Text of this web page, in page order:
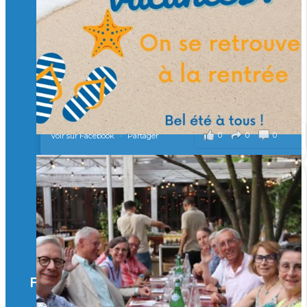
Merci à tous !
🎯 Taxe d’apprentissage 2026 : avec l'Isep, investissez pour
un numérique au service de l'humain !
À l’Isep, nous formons des ingénieurs, des bachelors, des
Mastères Spécialisés, qui allient excellence technologique et
valeurs humaines, au cœur de notre pro
...Voir plus
il y a 2 mois
0 0 0
Voir sur Facebook · Partager
🚀Afterwork à Genève 🚀
🥳 Le 22 avril dernier, 14 Alumni vivant / travaillant
en Suisse ont partagé un moment convivial de
retrouvailles et d'échanges !
Merci à tous pour votre présence et à Alexandre
CHEA pour l'organisation !
il y a 3 mois
Facebook